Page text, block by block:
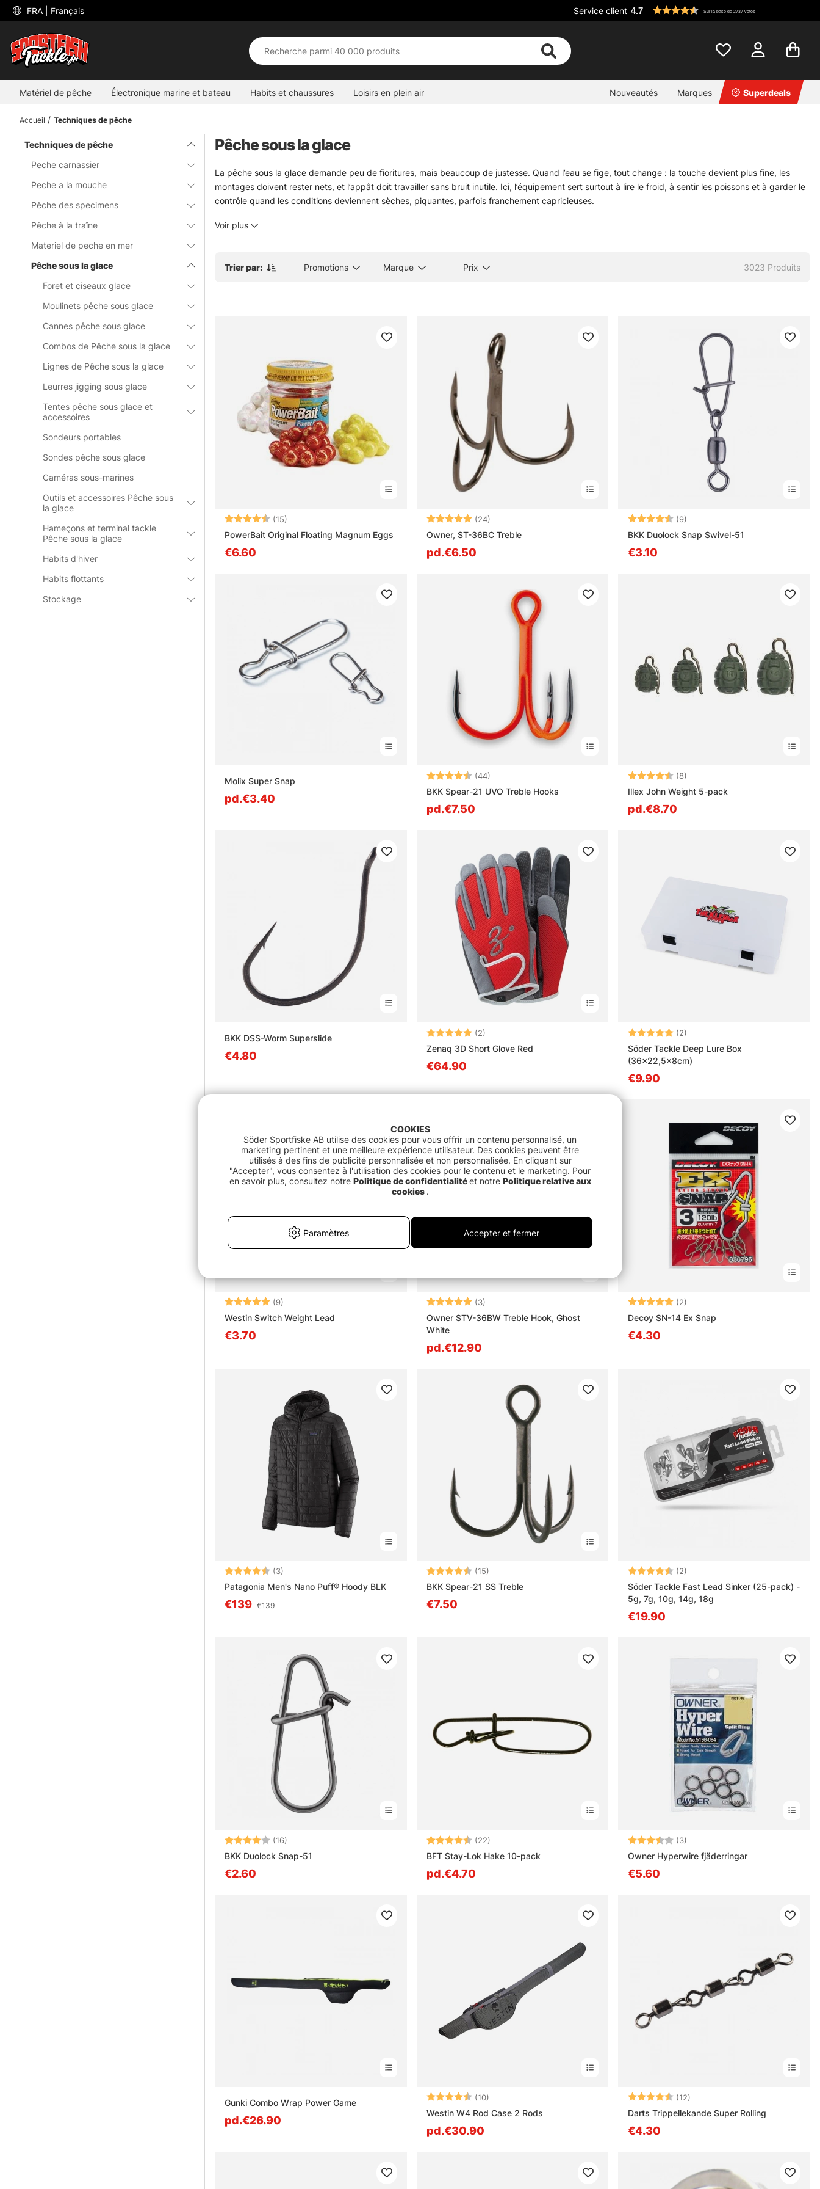
FRA | Français Service client 4.7 Sur la base de 2737 votes
Matériel de pêche Électronique marine et bateau Habits et chaussures Loisirs en plein air Nouveautés Marques Superdeals
Accueil Techniques de pêche
Techniques de pêche
Peche carnassier
Peche a la mouche
Pêche des specimens
Pêche à la traîne
Materiel de peche en mer
Pêche sous la glace
Foret et ciseaux glace
Moulinets pêche sous glace
Cannes pêche sous glace
Combos de Pêche sous la glace
Lignes de Pêche sous la glace
Leurres jigging sous glace
Tentes pêche sous glace et
accessoires
Sondeurs portables
Sondes pêche sous glace
Caméras sous-marines
Outils et accessoires Pêche sous
la glace
Hameçons et terminal tackle
Pêche sous la glace
Habits d'hiver
Habits flottants
Stockage
Pêche sous la glace
La pêche sous la glace demande peu de fioritures, mais beaucoup de justesse. Quand l’eau se fige, tout change : la touche devient plus fine, les
montages doivent rester nets, et l’appât doit travailler sans bruit inutile. Ici, l’équipement sert surtout à lire le froid, à sentir les poissons et à garder le
contrôle quand les conditions deviennent sèches, piquantes, parfois franchement capricieuses.
pratiques et petits détails qui évitent les galères bêtes. Pour les perches, les truites ou les poissons plus méfiants, le bon matériel fait vite la
» Retour aux techniques de pêche
Qu’est-ce qu’une canne pour la pêche sous la glace ?
Qu’est-ce qui fonctionne bien en plein hiver ?
Qu’est-ce qu’il faut prévoir avant de partir sur la glace ?
Voir plus
Trier par: Promotions Marque Prix 3023 Produits
Note: (15)
PowerBait Original Floating Magnum Eggs
€6.60
Note: (24)
Owner, ST-36BC Treble
pd.€6.50
Note: (9)
BKK Duolock Snap Swivel-51
€3.10
Molix Super Snap
pd.€3.40
Note: (44)
BKK Spear-21 UVO Treble Hooks
pd.€7.50
Note: (8)
Illex John Weight 5-pack
pd.€8.70
BKK DSS-Worm Superslide
€4.80
Note: (2)
Zenaq 3D Short Glove Red
€64.90
Note: (2)
Söder Tackle Deep Lure Box
(36x22,5x8cm)
€9.90
Note: (9)
Westin Switch Weight Lead
€3.70
Note: (3)
Owner STV-36BW Treble Hook, Ghost
White
pd.€12.90
Note: (2)
Decoy SN-14 Ex Snap
€4.30
Note: (3)
Patagonia Men's Nano Puff® Hoody BLK
€139 €139
Note: (15)
BKK Spear-21 SS Treble
€7.50
Note: (2)
Söder Tackle Fast Lead Sinker (25-pack) -
5g, 7g, 10g, 14g, 18g
€19.90
Note: (16)
BKK Duolock Snap-51
€2.60
Note: (22)
BFT Stay-Lok Hake 10-pack
pd.€4.70
Note: (3)
Owner Hyperwire fjäderringar
€5.60
Gunki Combo Wrap Power Game
pd.€26.90
Note: (10)
Westin W4 Rod Case 2 Rods
pd.€30.90
Note: (12)
Darts Trippellekande Super Rolling
€4.30
COOKIES
Söder Sportfiske AB utilise des cookies pour vous offrir un contenu personnalisé, un
marketing pertinent et une meilleure expérience utilisateur. Des cookies peuvent être
utilisés à des fins de publicité personnalisée et non personnalisée. En cliquant sur
"Accepter", vous consentez à l'utilisation des cookies pour le contenu et le marketing. Pour
en savoir plus, consultez notre Politique de confidentialitéet notre Politique relative aux
cookies .
Paramètres Accepter et fermer